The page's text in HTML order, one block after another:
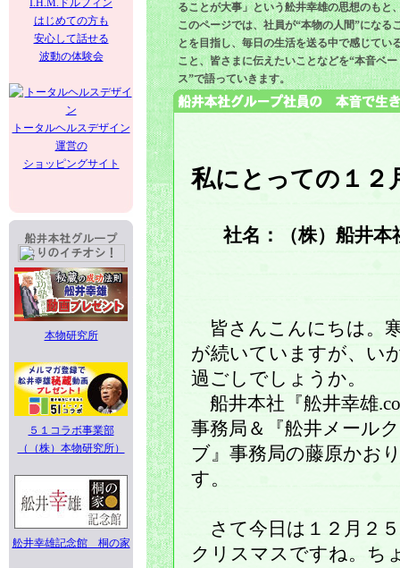
はじめての方も
安心して話せる
波動の体験会
トータルヘルスデザイン
運営の
ショッピングサイト
本物研究所
５１コラボ事業部
（（株）本物研究所）
舩井幸雄記念館 桐の家
ることが大事」という舩井幸雄の思想のもと
このページでは、社員が“本物の人間”になる
とを目指し、毎日の生活を送る中で感じてい
こと、皆さまに伝えたいことなどを“本音ベー
ス”で語っていきます。
私にとっての１２
社名：（株）船井
皆さんこんにちは。
が続いていますが、い
過ごしでしょうか。
船井本社『舩井幸雄
事務局＆『舩井メール
ブ』事務局の藤原かお
す。
さて今日は１２月２
クリスマスですね。ち